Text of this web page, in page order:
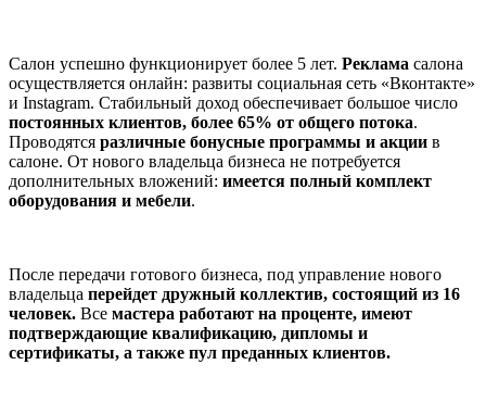
Салон успешно функционирует более 5 лет. Реклама салона
осуществляется онлайн: развиты социальная сеть «Вконтакте»
и Instagram. Стабильный доход обеспечивает большое число
постоянных клиентов, более 65% от общего потока.
Проводятся различные бонусные программы и акции в
салоне. От нового владельца бизнеса не потребуется
дополнительных вложений: имеется полный комплект
оборудования и мебели.
После передачи готового бизнеса, под управление нового
владельца перейдет дружный коллектив, состоящий из 16
человек. Все мастера работают на проценте, имеют
подтверждающие квалификацию, дипломы и
сертификаты, а также пул преданных клиентов.